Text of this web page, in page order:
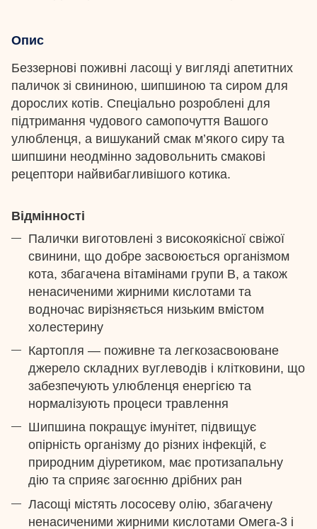
Опис
Беззернові поживні ласощі у вигляді апетитних
паличок зі свининою, шипшиною та сиром для
дорослих котів. Спеціально розроблені для
підтримання чудового самопочуття Вашого
улюбленця, а вишуканий смак м’якого сиру та
шипшини неодмінно задовольнить смакові
рецептори найвибагливішого котика.
Відмінності
Палички виготовлені з високоякісної свіжої
свинини, що добре засвоюється організмом
кота, збагачена вітамінами групи B, а також
ненасиченими жирними кислотами та
водночас вирізняється низьким вмістом
холестерину
Картопля — поживне та легкозасвоюване
джерело складних вуглеводів і клітковини, що
забезпечують улюбленця енергією та
нормалізують процеси травлення
Шипшина покращує імунітет, підвищує
опірність організму до різних інфекцій, є
природним діуретиком, має протизапальну
дію та сприяє загоєнню дрібних ран
Ласощі містять лососеву олію, збагачену
ненасиченими жирними кислотами Омега-3 і